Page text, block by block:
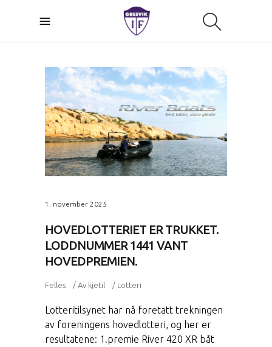
1. november 2025
HOVEDLOTTERIET ER TRUKKET.
LODDNUMMER 1441 VANT
HOVEDPREMIEN.
Felles Av kjetil Lotteri
Lotteritilsynet har nå foretatt trekningen
av foreningens hovedlotteri, og her er
resultatene: 1.premie River 420 XR båt